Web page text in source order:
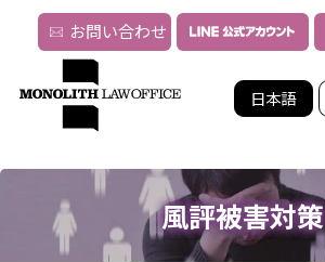
日本語
お問い合わせ
風評被害対策